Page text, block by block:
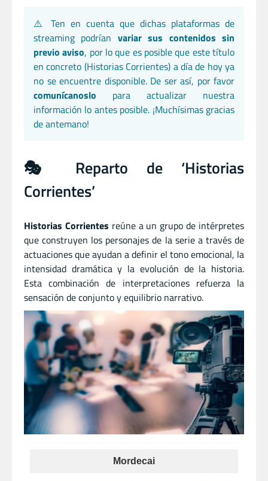
⚠️ Ten en cuenta que dichas plataformas de
streaming podrían variar sus contenidos sin
previo aviso, por lo que es posible que este título
en concreto (Historias Corrientes) a día de hoy ya
no se encuentre disponible. De ser así, por favor
comunícanoslo para actualizar nuestra
información lo antes posible. ¡Muchísimas gracias
de antemano!
🎭 Reparto de ‘Historias
Corrientes’
Historias Corrientes reúne a un grupo de intérpretes
que construyen los personajes de la serie a través de
actuaciones que ayudan a definir el tono emocional, la
intensidad dramática y la evolución de la historia.
Esta combinación de interpretaciones refuerza la
sensación de conjunto y equilibrio narrativo.
Mordecai